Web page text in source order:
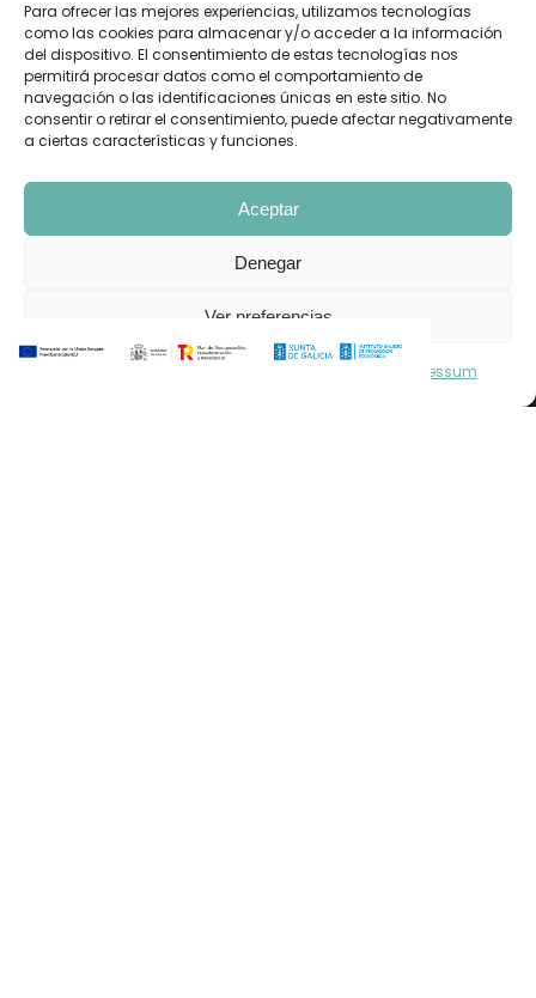
Para ofrecer las mejores experiencias, utilizamos tecnologías
como las cookies para almacenar y/o acceder a la información
del dispositivo. El consentimiento de estas tecnologías nos
permitirá procesar datos como el comportamiento de
navegación o las identificaciones únicas en este sitio. No
consentir o retirar el consentimiento, puede afectar negativamente
a ciertas características y funciones.
Aceptar
Denegar
Ver preferencias
Impressum